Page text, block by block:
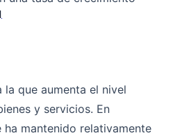
que aumenta el nivel
y servicios. En
ha mantenido relativamente